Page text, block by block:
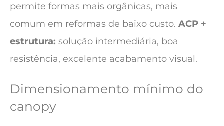
permite formas mais orgânicas, mais
comum em reformas de baixo custo. ACP +
estrutura: solução intermediária, boa
resistência, excelente acabamento visual.
Dimensionamento mínimo do
canopy